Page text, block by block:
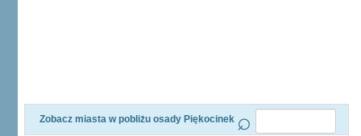
Zobacz miasta w pobliżu osady Piękocinek